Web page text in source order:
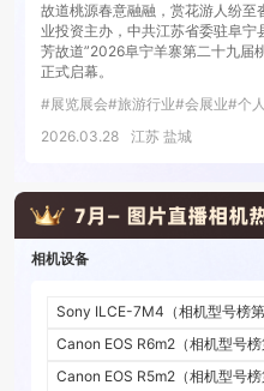
故道桃源春意融融，赏花游人纷
业投资主办，中共江苏省委驻阜宁
芳故道”2026阜宁羊寨第二十九届
正式启幕。
#展览展会#旅游行业#会展业#个人
2026.03.28
江苏 盐城
相机设备
Sony ILCE-7M4 （相机型号榜第
Canon EOS R6m2 （相机型号
Canon EOS R5m2 （相机型号